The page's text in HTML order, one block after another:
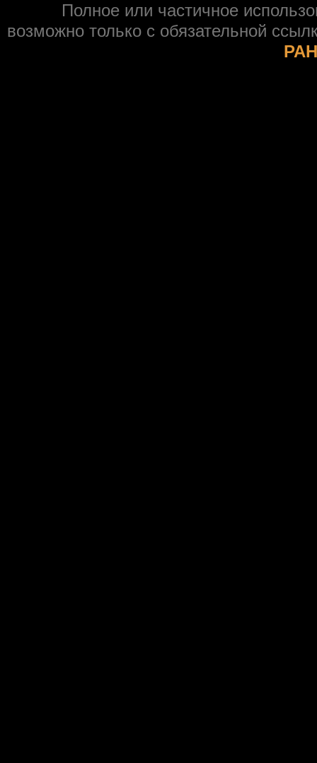
Полное или частичное
возможно только с обязательной